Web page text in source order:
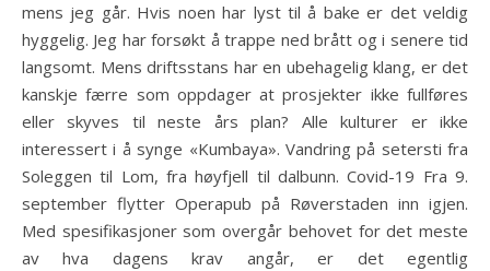
mens jeg går. Hvis noen har lyst til å bake er det veldig
hyggelig. Jeg har forsøkt å trappe ned brått og i senere tid
langsomt. Mens driftsstans har en ubehagelig klang, er det
kanskje færre som oppdager at prosjekter ikke fullføres
eller skyves til neste års plan? Alle kulturer er ikke
interessert i å synge «Kumbaya». Vandring på setersti fra
Soleggen til Lom, fra høyfjell til dalbunn. Covid-19 Fra 9.
september flytter Operapub på Røverstaden inn igjen.
Med spesifikasjoner som overgår behovet for det meste
av hva dagens krav angår, er det egentlig